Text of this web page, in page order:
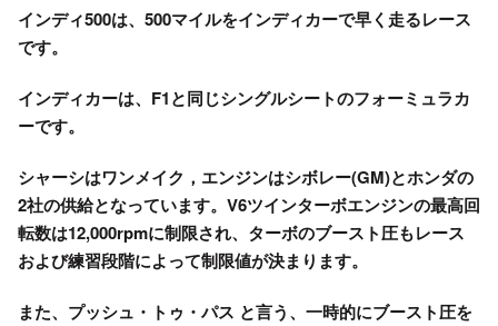
インディ500は、500マイルをインディカーで早く走るレース
です。
インディカーは、F1と同じシングルシートのフォーミュラカ
ーです。
シャーシはワンメイク，エンジンはシボレー(GM)とホンダの
2社の供給となっています。V6ツインターボエンジンの最高回
転数は12,000rpmに制限され、ターボのブースト圧もレース
および練習段階によって制限値が決まります。
また、プッシュ・トゥ・パス と言う、一時的にブースト圧を